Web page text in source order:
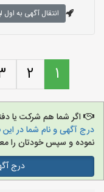
انتقال آگهی به
1
2
اگر شما هم شرکت یا
درج آگهی و نام شما در
نموده و سپس خودتان را
درج